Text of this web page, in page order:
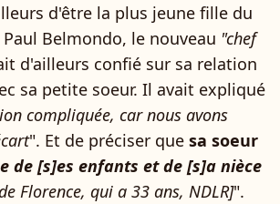
d'être la plus jeune fille du
Belmondo, le nouveau "chef
d'ailleurs confié sur sa relation
sa petite soeur. Il avait expliqué
compliquée, car nous avons
". Et de préciser que sa soeur
de [s]es enfants et de [s]a nièce
Florence, qui a 33 ans, NDLR]".